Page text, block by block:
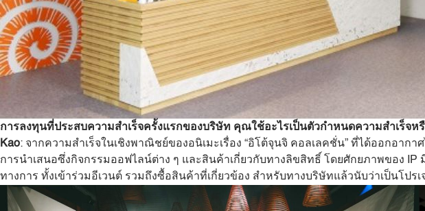
การลงทุนที่ประสบความสำเร็จครั้งแรกของบริษัท คุณใช้อะไรเป็นตัวกำหนดความสำเร็จห
Kao: จากความสำเร็จในเชิงพาณิชย์ของอนิเมะเรื่อง “อิโต้จุนจิ คอลเลคชั่น” ที่ได้ออกอา
การนำเสนอซึ่งกิจกรรมออฟไลน์ต่าง ๆ และสินค้าเกี่ยวกับทางลิขสิทธิ์ โดยศักยภาพของ
ทางการ ทั้งเข้าร่วมอีเวนต์ รวมถึงซื้อสินค้าที่เกี่ยวข้อง สำหรับทางบริษัทแล้วนับว่าเป็นโปร